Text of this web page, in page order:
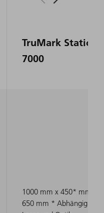
TruMark Station
7000
1000 mm x 450* mm x
650 mm * Abhängig von